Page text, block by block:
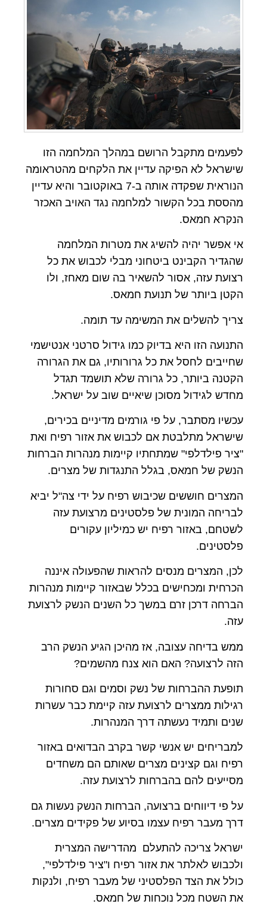
לפעמים מתקבל הרושם במהלך המלחמה הזו
שישראל לא הפיקה עדיין את הלקחים מהטראומה
הנוראית שפקדה אותה ב-7 באוקטובר והיא עדיין
מהססת בכל הקשור למלחמה נגד האויב האכזר
הנקרא חמאס.
אי אפשר יהיה להשיג את מטרות המלחמה
שהגדיר הקבינט ביטחוני מבלי לכבוש את כל
רצועת עזה, אסור להשאיר בה שום מאחז, ולו
הקטן ביותר של תנועת חמאס.
צריך להשלים את המשימה עד תומה.
התנועה הזו היא בדיוק כמו גידול סרטני אנטישמי
שחייבים לחסל את כל גרורותיו, גם את הגרורה
הקטנה ביותר, כל גרורה שלא תושמד תגדל
מחדש לגידול מסוכן שיאיים שוב על ישראל.
עכשיו מסתבר, על פי גורמים מדיניים בכירים,
שישראל מתלבטת אם לכבוש את אזור רפיח ואת
"ציר פילדלפי" שמתחתיו קיימות מנהרות הברחות
הנשק של חמאס, בגלל התנגדות של מצרים.
המצרים חוששים שכיבוש רפיח על ידי צה"ל יביא
לבריחה המונית של פלסטינים מרצועת עזה
לשטחם, באזור רפיח יש כמיליון עקורים
פלסטינים.
לכן, המצרים מנסים להראות שהפעולה איננה
הכרחית ומכחישים בכלל שבאזור קיימות מנהרות
הברחה דרכן זרם במשך כל השנים הנשק לרצועת
עזה.
ממש בדיחה עצובה, אז מהיכן הגיע הנשק הרב
הזה לרצועה? האם הוא צנח מהשמים?
תופעת ההברחות של נשק וסמים וגם סחורות
רגילות ממצרים לרצועת עזה קיימת כבר עשרות
שנים ותמיד נעשתה דרך המנהרות.
למבריחים יש אנשי קשר בקרב הבדואים באזור
רפיח וגם קצינים מצרים שאותם הם משחדים
מסייעים להם בהברחות לרצועת עזה.
על פי דיווחים ברצועה, הברחות הנשק נעשות גם
דרך מעבר רפיח עצמו בסיוע של פקידים מצרים.
ישראל צריכה להתעלם מהדרישה המצרית
ולכבוש לאלתר את אזור רפיח ו"ציר פילדלפי",
כולל את הצד הפלסטיני של מעבר רפיח, ולנקות
את השטח מכל נוכחות של חמאס.